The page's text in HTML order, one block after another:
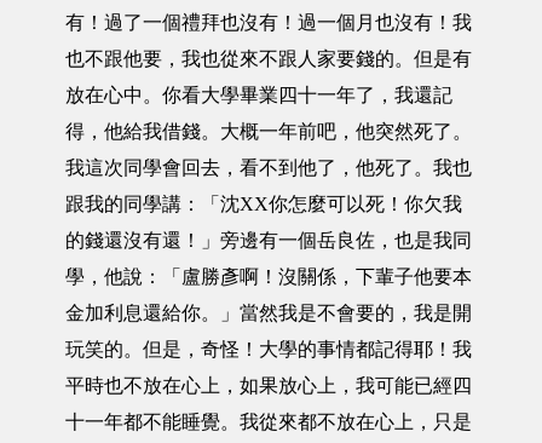
有！過了一個禮拜也沒有！過一個月也沒有！我
也不跟他要，我也從來不跟人家要錢的。但是有
放在心中。你看大學畢業四十一年了，我還記
得，他給我借錢。大概一年前吧，他突然死了。
我這次同學會回去，看不到他了，他死了。我也
跟我的同學講：「沈XX你怎麼可以死！你欠我
的錢還沒有還！」旁邊有一個岳良佐，也是我同
學，他說：「盧勝彥啊！沒關係，下輩子他要本
金加利息還給你。」當然我是不會要的，我是開
玩笑的。但是，奇怪！大學的事情都記得耶！我
平時也不放在心上，如果放心上，我可能已經四
十一年都不能睡覺。我從來都不放在心上，只是